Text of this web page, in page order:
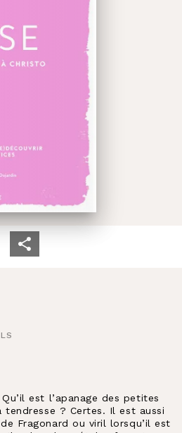
Qu’il est l’apanage des petites
? Certes. Il est aussi
Fragonard ou viril lorsqu’il est